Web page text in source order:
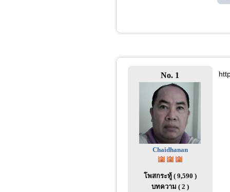
No. 1
Chaidhanan
โพสกระทู้ ( 9,590 )
บทความ ( 2 )